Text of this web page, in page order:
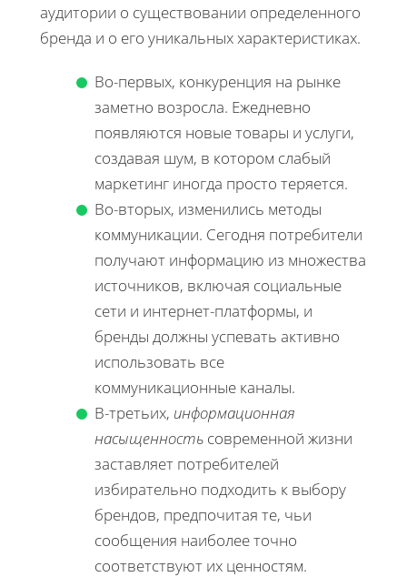
аудитории о существовании определенного
бренда и о его уникальных характеристиках.
Во-первых, конкуренция на рынке
заметно возросла. Ежедневно
появляются новые товары и услуги,
создавая шум, в котором слабый
маркетинг иногда просто теряется.
Во-вторых, изменились методы
коммуникации. Сегодня потребители
получают информацию из множества
источников, включая социальные
сети и интернет-платформы, и
бренды должны успевать активно
использовать все
коммуникационные каналы.
В-третьих, информационная
насыщенность современной жизни
заставляет потребителей
избирательно подходить к выбору
брендов, предпочитая те, чьи
сообщения наиболее точно
соответствуют их ценностям.